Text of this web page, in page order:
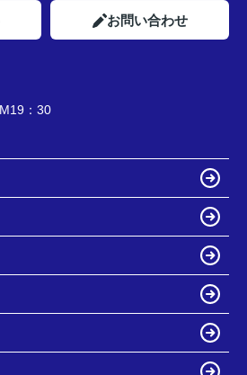
お問い合わせ
：30